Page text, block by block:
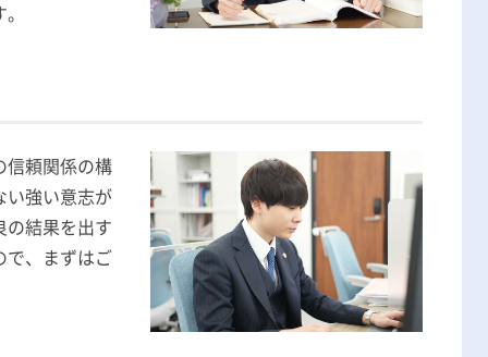
信頼関係の構
い強い意志が
の結果を出す
で、まずはご